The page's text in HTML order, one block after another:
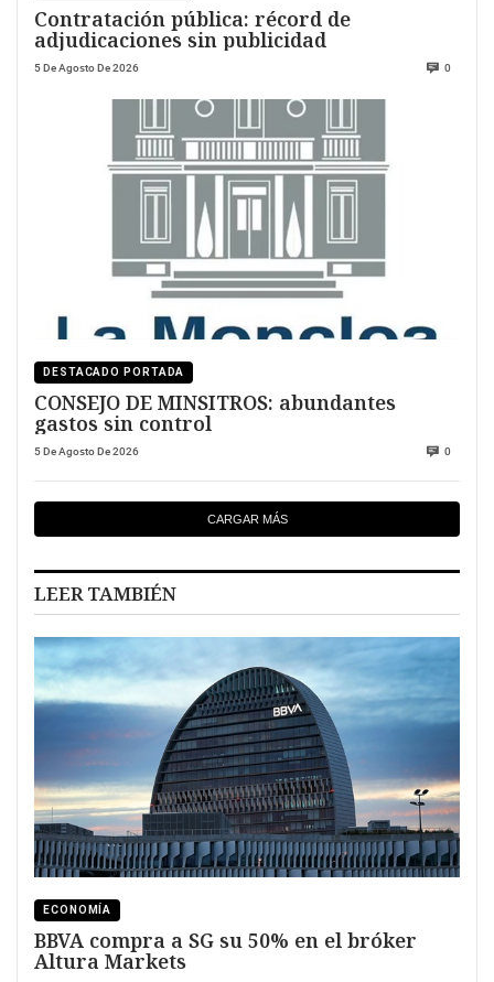
Contratación pública: récord de
adjudicaciones sin publicidad
5 De Agosto De 2026 0
DESTACADO PORTADA
CONSEJO DE MINSITROS: abundantes
gastos sin control
5 De Agosto De 2026 0
CARGAR MÁS
LEER TAMBIÉN
ECONOMÍA
BBVA compra a SG su 50% en el bróker
Altura Markets